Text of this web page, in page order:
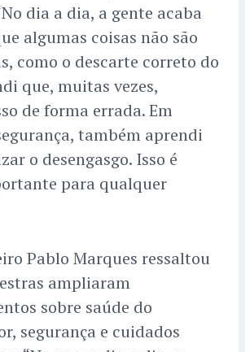
dia a dia, a gente acaba
algumas coisas não são
como o descarte correto do
que, muitas vezes,
de forma errada. Em
também aprendi
o desengasgo. Isso é
para qualquer
Pablo Marques ressaltou
ampliaram
sobre saúde do
segurança e cuidados